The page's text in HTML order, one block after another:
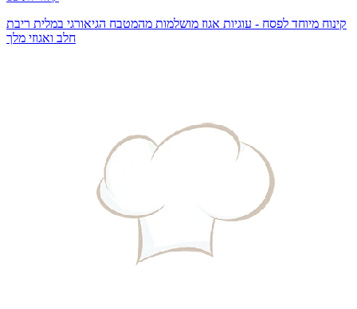
קינוח מיוחד לפסח - עוגיות אגוז מושלמות מהמטבח הגיאורגי במלית ריבת
חלב ואגוזי מלך